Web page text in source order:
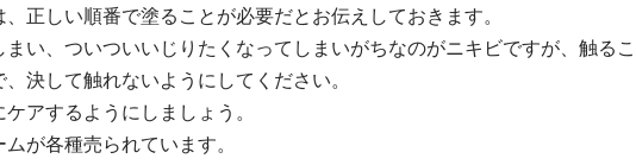
正しい順番で塗ることが必要だとお伝えしておきます。
い、ついついいじりたくなってしまいがちなのがニキビですが、触るこ
決して触れないようにしてください。
アするようにしましょう。
が各種売られています。